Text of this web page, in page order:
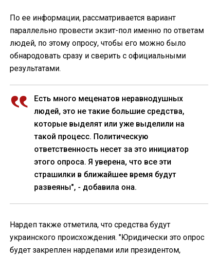
По ее информации, рассматривается вариант
параллельно провести экзит-пол именно по ответам
людей, по этому опросу, чтобы его можно было
обнародовать сразу и сверить с официальными
результатами.
Есть много меценатов неравнодушных
людей, это не такие большие средства,
которые выделят или уже выделили на
такой процесс. Политическую
ответственность несет за это инициатор
этого опроса. Я уверена, что все эти
страшилки в ближайшее время будут
развеяны", - добавила она.
Нардеп также отметила, что средства будут
украинского происхождения. "Юридически это опрос
будет закреплен нардепами или президентом,